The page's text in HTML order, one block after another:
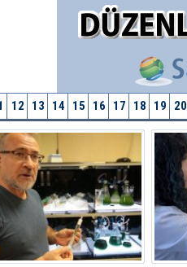
12 13 14 15 16 17 18 19 20